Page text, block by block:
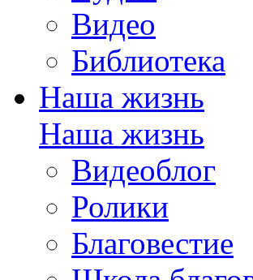
Видео
Библиотека
Наша жизнь
Наша жизнь
Видеоблог
Ролики
Благовестие